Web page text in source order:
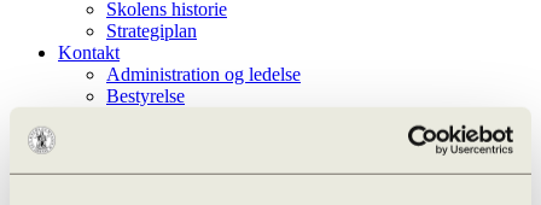
Skolens historie
Strategiplan
Kontakt
Administration og ledelse
Bestyrelse